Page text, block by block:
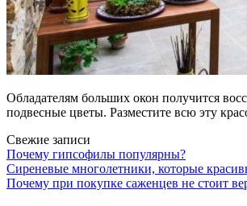
Обладателям больших окон получится
подвесные цветы. Разместите всю эту
Свежие записи
Почему гипсофилы популярны?
Сиреневые многолетники, которые
Почему при покупке саженцев не стоит